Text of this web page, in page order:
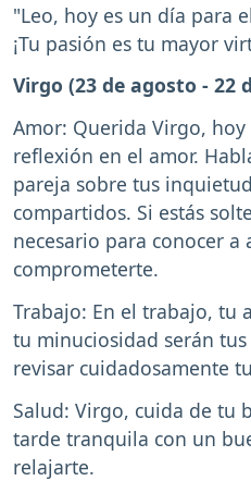
"Leo, hoy es un día para
¡Tu pasión es tu mayor
Virgo (23 de agosto - 22
Amor: Querida Virgo,
reflexión en el amor.
pareja sobre tus
compartidos. Si estás
necesario para conocer a
comprometerte.
Trabajo: En el trabajo, tu
tu minuciosidad serán
revisar cuidadosamente
Salud: Virgo, cuida de tu
tarde tranquila con un
relajarte.